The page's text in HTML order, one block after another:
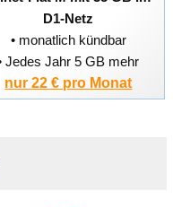
D1-Netz
• monatlich kündbar
Jedes Jahr 5 GB mehr
nur 22 € pro Monat